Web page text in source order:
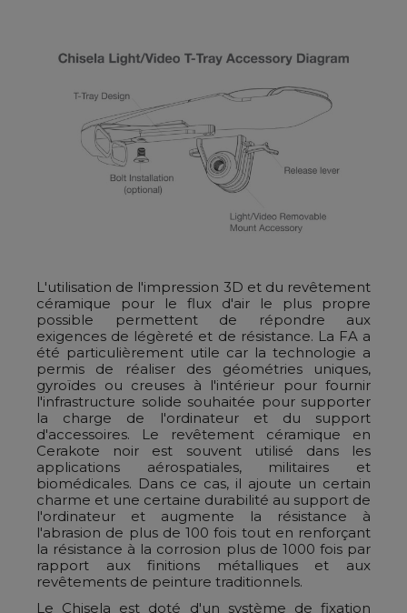
L'utilisation de l'impression 3D et du revêtement
céramique pour le flux d'air le plus propre
possible permettent de répondre aux
exigences de légèreté et de résistance. La FA a
été particulièrement utile car la technologie a
permis de réaliser des géométries uniques,
gyroïdes ou creuses à l'intérieur pour fournir
l'infrastructure solide souhaitée pour supporter
la charge de l'ordinateur et du support
d'accessoires. Le revêtement céramique en
Cerakote noir est souvent utilisé dans les
applications aérospatiales, militaires et
biomédicales. Dans ce cas, il ajoute un certain
charme et une certaine durabilité au support de
l'ordinateur et augmente la résistance à
l'abrasion de plus de 100 fois tout en renforçant
la résistance à la corrosion plus de 1000 fois par
rapport aux finitions métalliques et aux
revêtements de peinture traditionnels.
Le Chisela est doté d'un système de fixation